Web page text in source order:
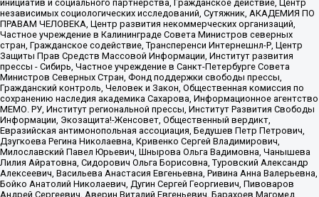
инициатив и социального партнерства, Гражданское действие, Центр
независимых социологических исследований, Сутяжник, АКАДЕМИЯ ПО
ПРАВАМ ЧЕЛОВЕКА, Центр развития некоммерческих организаций,
Частное учреждение в Калининграде Совета Министров северных
стран, Гражданское содействие, Трансперенси Интернешнл-Р, Центр
Защиты Прав Средств Массовой Информации, Институт развития
прессы - Сибирь, Частное учреждение в Санкт-Петербурге Совета
Министров Северных Стран, Фонд поддержки свободы прессы,
Гражданский контроль, Человек и Закон, Общественная комиссия по
сохранению наследия академика Сахарова, Информационное агентство
МЕМО. РУ, Институт региональной прессы, Институт Развития Свободы
Информации, Экозащита!-Женсовет, Общественный вердикт,
Евразийская антимонопольная ассоциация, Бедушев Петр Петрович,
Дзугкоева Регина Николаевна, Кривенко Сергей Владимирович,
Милославский Павел Юрьевич, Шнырова Ольга Вадимовна, Чанышева
Лилия Айратовна, Сидорович Ольга Борисовна, Туровский Александр
Алексеевич, Васильева Анастасия Евгеньевна, Ривина Анна Валерьевна,
Бойко Анатолий Николаевич, Дугин Сергей Георгиевич, Пивоваров
Андрей Сергеевич, Аверин Виталий Евгеньевич, Барахоев Магомед